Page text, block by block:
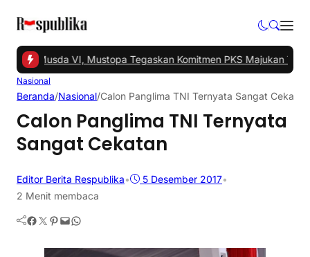
Musda VI, Mustopa Tegaskan Komitmen PKS Majukan
Nasional
Beranda/Nasional/Calon Panglima TNI Ternyata Sangat Cekatan
Calon Panglima TNI Ternyata
Sangat Cekatan
Editor Berita Respublika• 5 Desember 2017•
2 Menit membaca
Facebook Twitter Pinterest Mail WhatsApp